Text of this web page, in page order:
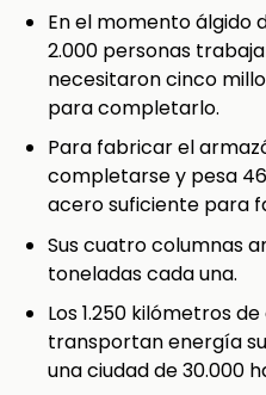
En el momento álgido
2.000 personas
necesitaron cinco
para completarlo.
Para fabricar el
completarse y pesa
acero suficiente para
Sus cuatro columnas
toneladas cada una.
Los 1.250 kilómetros
transportan energía
una ciudad de 30.000